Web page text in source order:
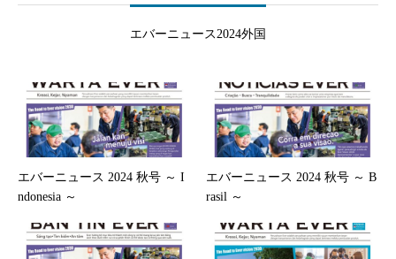
エバーニュース2024外国
エバーニュース 2024 秋号 ～ I
ndonesia ～
エバーニュース 2024 秋号 ～ B
rasil ～